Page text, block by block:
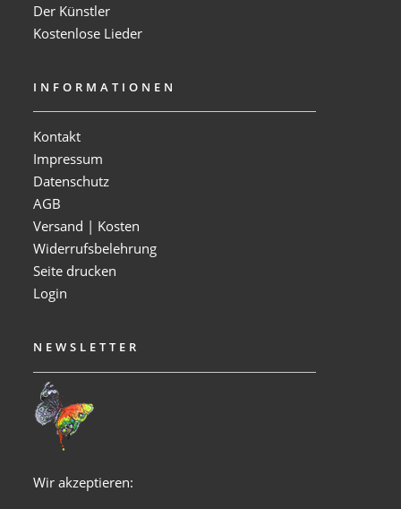
Der Künstler
Kostenlose Lieder
INFORMATIONEN
Kontakt
Impressum
Datenschutz
AGB
Versand | Kosten
Widerrufsbelehrung
Seite drucken
Login
NEWSLETTER
Wir akzeptieren: